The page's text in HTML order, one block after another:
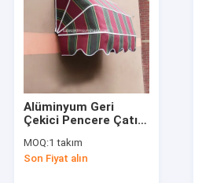
Alüminyum Geri
Çekici Pencere Çatısı
MOQ:1 takım
Son Fiyat alın